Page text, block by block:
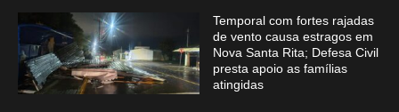
Temporal com fortes rajadas
de vento causa estragos em
Nova Santa Rita; Defesa Civil
presta apoio as famílias
atingidas